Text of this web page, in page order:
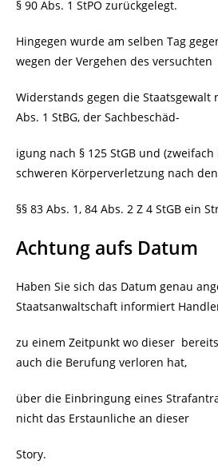
§ 90 Abs. 1 StPO zurückgelegt.
Hingegen wurde am selben Tag
wegen der Vergehen des versuchten
Widerstands gegen die Staatsgewalt
Abs. 1 StBG, der Sachbeschäd-
igung nach § 125 StGB und
schweren Körperverletzung nach den
§§ 83 Abs. 1, 84 Abs. 2 Z 4 StGB ein
Achtung aufs Datum
Haben Sie sich das Datum genau
Staatsanwaltschaft informiert
zu einem Zeitpunkt wo dieser
auch die Berufung verloren hat,
über die Einbringung eines
nicht das Erstaunliche an dieser
Story.